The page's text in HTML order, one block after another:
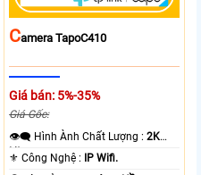
CAmera TapoC410
Giá bán: 5%-35%
Giá Gốc:
👁️‍🗨 Hình Ành Chất Lượng :2K
Lite .
⚜️ Công Nghệ : IP Wifi.